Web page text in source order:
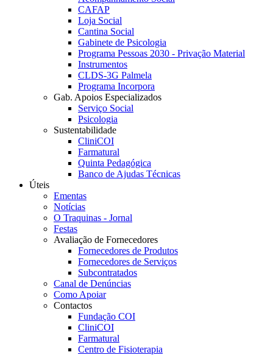
CAFAP
Loja Social
Cantina Social
Gabinete de Psicologia
Programa Pessoas 2030 - Privação Material
Instrumentos
CLDS-3G Palmela
Programa Incorpora
Gab. Apoios Especializados
Serviço Social
Psicologia
Sustentabilidade
CliniCOI
Farmatural
Quinta Pedagógica
Banco de Ajudas Técnicas
Úteis
Ementas
Notícias
O Traquinas - Jornal
Festas
Avaliação de Fornecedores
Fornecedores de Produtos
Fornecedores de Serviços
Subcontratados
Canal de Denúncias
Como Apoiar
Contactos
Fundação COI
CliniCOI
Farmatural
Centro de Fisioterapia